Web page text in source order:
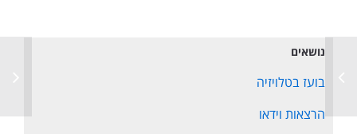
נושאים
בועז בטלויזיה
הרצאות וידאו